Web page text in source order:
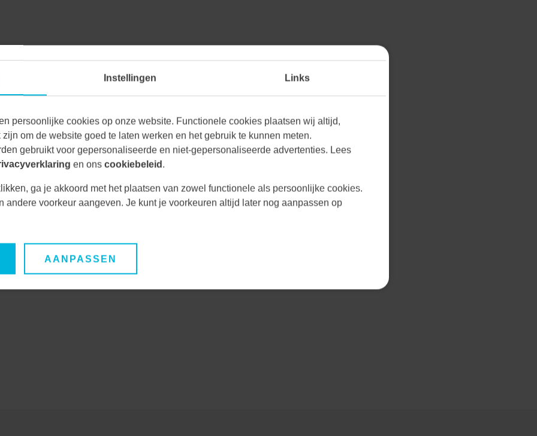
de wettelijk monsternames
van emissielimieten
zekerheid en voldoet aan audit-eisen
strakke procesbewaking
voor extra meetsensoren of
nu een betrouwbaar emissiepunt dat
Instellingen Links
persoonlijke cookies op onze website. Functionele cookies plaatsen wij altijd,
om de website goed te laten werken en het gebruik te kunnen meten.
gebruikt voor gepersonaliseerde en niet-gepersonaliseerde advertenties. Lees
en ons cookiebeleid .
ga je akkoord met het plaatsen van zowel functionele als persoonlijke cookies.
andere voorkeur aangeven. Je kunt je voorkeuren altijd later nog aanpassen op
AANPASSEN